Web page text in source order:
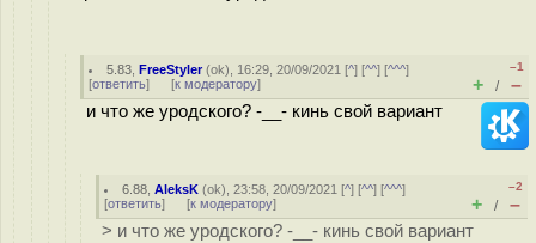
5.83 ,FreeStyler(ok), 16:29, 20/09/2021 [^] [^^] [^^^]
[ответить] [к модератору]
–1
+ / –
и что же уродского? -__- кинь свой вариант
6.88 ,AleksK (ok), 23:58, 20/09/2021 [^] [^^] [^^^]
[ответить] [к модератору]
–2
+ / –
> и что же уродского? -__- кинь свой вариант